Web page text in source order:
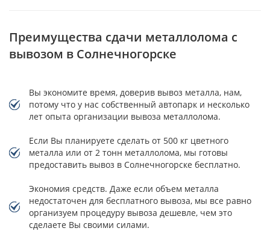
Преимущества сдачи металлолома с
вывозом в Солнечногорске
Вы экономите время, доверив вывоз металла, нам,
потому что у нас собственный автопарк и несколько
лет опыта организации вывоза металлолома.
Если Вы планируете сделать от 500 кг цветного
металла или от 2 тонн металлолома, мы готовы
предоставить вывоз в Солнечногорске бесплатно.
Экономия средств. Даже если объем металла
недостаточен для бесплатного вывоза, мы все равно
организуем процедуру вывоза дешевле, чем это
сделаете Вы своими силами.